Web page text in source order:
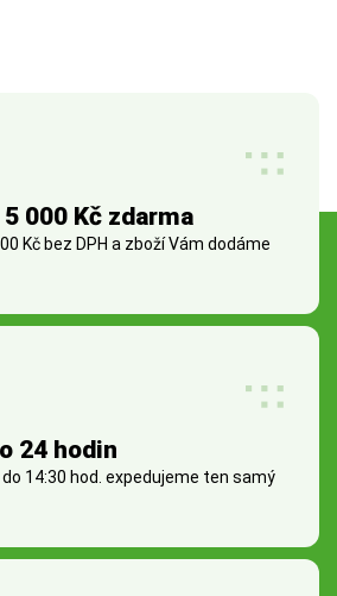
000 Kč zdarma
Kč bez DPH a zboží Vám dodáme
24 hodin
14:30 hod. expedujeme ten samý